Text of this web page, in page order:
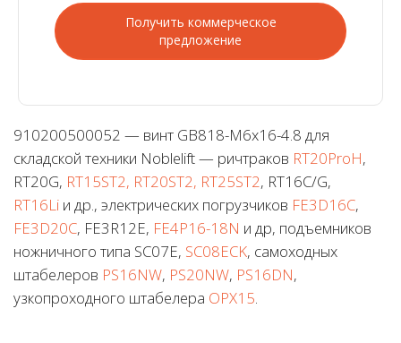
Получить коммерческое
предложение
910200500052 — винт GB818-M6x16-4.8 для
складской техники Noblelift — ричтраков RT20ProH,
RT20G, RT15ST2, RT20ST2, RT25ST2, RT16C/G,
RT16Li и др., электрических погрузчиков FE3D16C,
FE3D20C, FE3R12E, FE4P16-18N и др, подъемников
ножничного типа SC07E, SC08ECK, самоходных
штабелеров PS16NW, PS20NW, PS16DN,
узкопроходного штабелера OPX15.